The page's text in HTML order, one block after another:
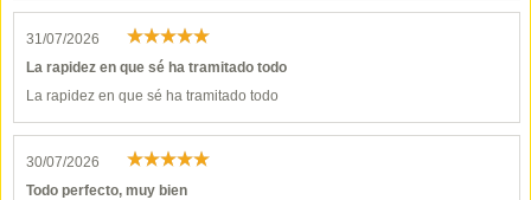
31/07/2026
La rapidez en que sé ha tramitado todo
La rapidez en que sé ha tramitado todo
30/07/2026
Todo perfecto, muy bien